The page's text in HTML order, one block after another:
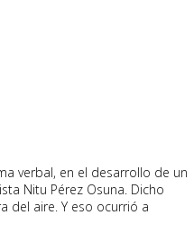
verbal, en el desarrollo de un
Nitu Pérez Osuna. Dicho
del aire. Y eso ocurrió a